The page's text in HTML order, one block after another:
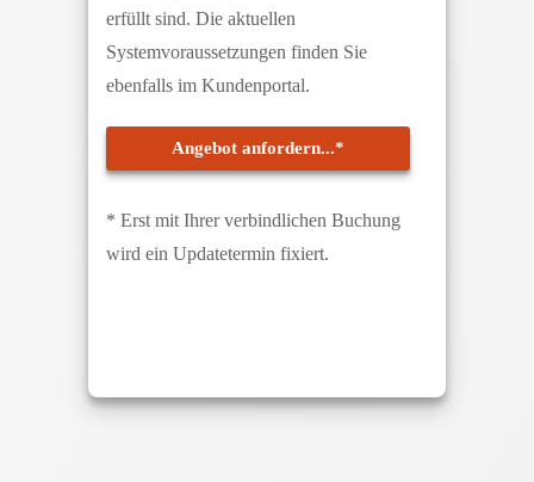
erfüllt sind. Die aktuellen
Systemvoraussetzungen finden Sie
ebenfalls im Kundenportal.
Angebot anfordern...*
* Erst mit Ihrer verbindlichen Buchung
wird ein Updatetermin fixiert.